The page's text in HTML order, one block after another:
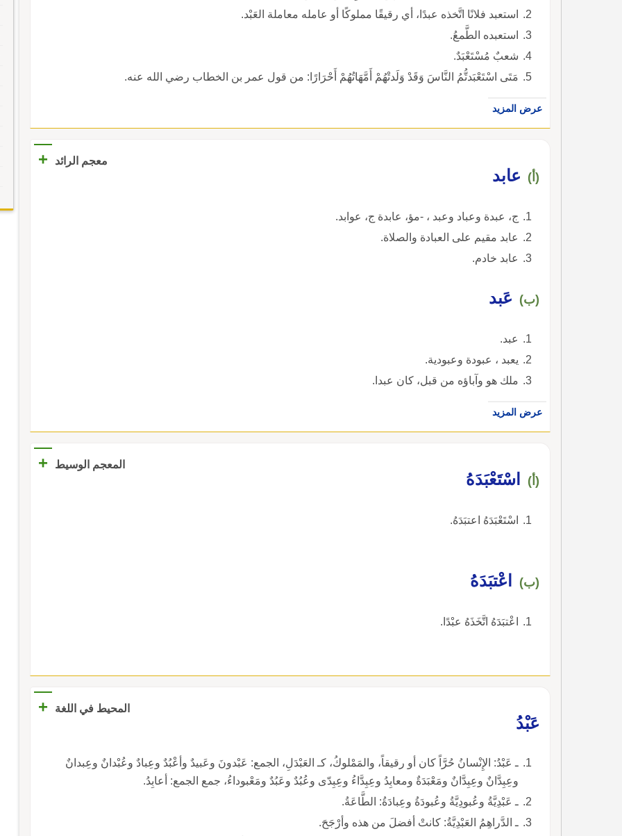
استعبد فلانًا اتَّخذه عبدًا، أي رقيقًا مملوكًا أو عامله معاملة العَبْد.
استعبده الطَّمعُ.
شعبٌ مُسْتَعْبَدٌ.
مَتَى اسْتَعْبَدتُّمُ النَّاسَ وَقَدْ وَلَدتْهُمْ أَمَّهَاتُهُمْ أَحْرَارًا: من قول عمر بن الخطاب رضي الله عنه.
عرض المزيد
معجم الرائد +
(أ) عابد
ج، عبدة وعباد وعبد ، -مؤ، عابدة ج، عوابد.
عابد مقيم على العبادة والصلاة.
عابد خادم.
(ب) عَبد
عبد.
يعبد ، عبودة وعبودية.
ملك هو وآباؤه من قبل، كان عبدا.
عرض المزيد
المعجم الوسيط +
(أ) اسْتَعْبَدَهُ
اسْتَعْبَدَهُ اعتبَدَهُ.
(ب) اعْتبَدَهُ
اعْتبَدَهُ اتَّخَذَهُ عبْدًا.
المحيط في اللغة
+
عَبْدُ
ـ عَبْدُ: الإِنْسانُ حُرَّاً كان أو رقيقاً، والمَمْلوكُ، كـ العَبْدَلِ، الجمع: عَبْدونَ وعَبيدٌ وأعْبُدٌ وعِبادٌ وعُبْدانٌ وعِبدانٌ
وعِبِدَّانٌ وعِبِدَّانٌ ومَعْبَدَةٌ ومعابِدُ وعِبِدَّاءُ وعِبِدّى وعُبُدٌ وعَبُدٌ ومَعْبوداءُ، جمع الجمع: أعابِدُ.
ـ عَبْدِيَّةُ وعُبودِيَّةُ وعُبودَةُ وعِبادَةُ: الطَّاعَةُ.
ـ الدَّراهِمُ العَبْدِيَّةُ: كانتْ أفضلَ من هذه وأرْجَحَ.